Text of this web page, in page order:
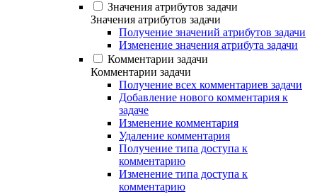
Значения атрибутов задачи
Значения атрибутов задачи
Получение значений атрибутов задачи
Изменение значения атрибута задачи
Комментарии задачи
Комментарии задачи
Получение всех комментариев задачи
Добавление нового комментария к
задаче
Изменение комментария
Удаление комментария
Получение типа доступа к
комментарию
Изменение типа доступа к
комментарию